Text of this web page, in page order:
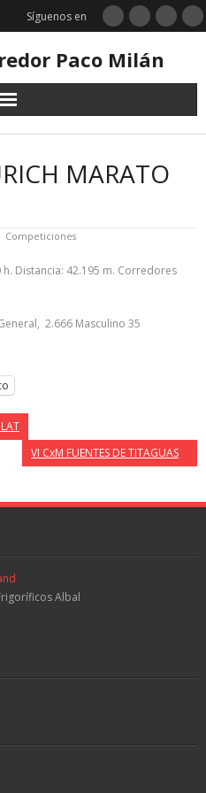
Síguenos en
Paco Milán
MARATO
Competiciones
Distancia: 42.195 m. Corredores
2.666 Masculino 35
VI CxM FUENTES DE TITAGUAS